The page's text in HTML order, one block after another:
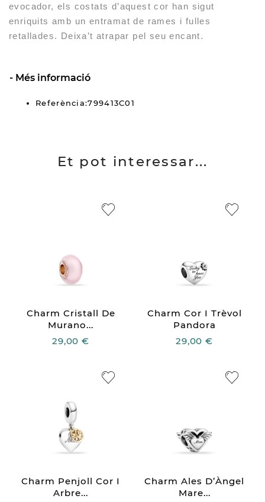
evocador, els costats d’aquest cor han sigut
enriquits amb un entramat de rames i fulles
retallades. Deixa’t atrapar pel seu encant.
Més informació
Referència:799413C01
Et pot interessar...
Charm Cristall De
Murano...
29,00 €
Charm Cor I Trèvol
Pandora
29,00 €
Charm Penjoll Cor I
Arbre...
Charm Ales D’Àngel
Mare...